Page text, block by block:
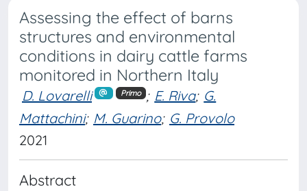
Assessing the effect of barns
structures and environmental
conditions in dairy cattle farms
monitored in Northern Italy
D. Lovarelli Primo ; E. Riva; G.
Mattachini; M. Guarino; G. Provolo
2021
Abstract